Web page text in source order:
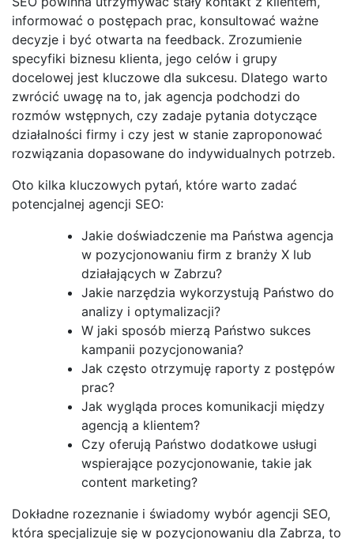
informować o postępach prac, konsultować ważne
decyzje i być otwarta na feedback. Zrozumienie
specyfiki biznesu klienta, jego celów i grupy
docelowej jest kluczowe dla sukcesu. Dlatego warto
zwrócić uwagę na to, jak agencja podchodzi do
rozmów wstępnych, czy zadaje pytania dotyczące
działalności firmy i czy jest w stanie zaproponować
rozwiązania dopasowane do indywidualnych potrzeb.
Oto kilka kluczowych pytań, które warto zadać
potencjalnej agencji SEO:
Jakie doświadczenie ma Państwa agencja
w pozycjonowaniu firm z branży X lub
działających w Zabrzu?
Jakie narzędzia wykorzystują Państwo do
analizy i optymalizacji?
W jaki sposób mierzą Państwo sukces
kampanii pozycjonowania?
Jak często otrzymuję raporty z postępów
prac?
Jak wygląda proces komunikacji między
agencją a klientem?
Czy oferują Państwo dodatkowe usługi
wspierające pozycjonowanie, takie jak
content marketing?
Dokładne rozeznanie i świadomy wybór agencji SEO,
która specjalizuje się w pozycjonowaniu dla Zabrza, to